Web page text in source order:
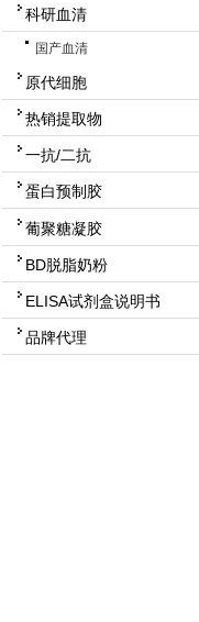
科研血清
国产血清
原代细胞
热销提取物
一抗/二抗
蛋白预制胶
葡聚糖凝胶
BD脱脂奶粉
ELISA试剂盒说明书
品牌代理